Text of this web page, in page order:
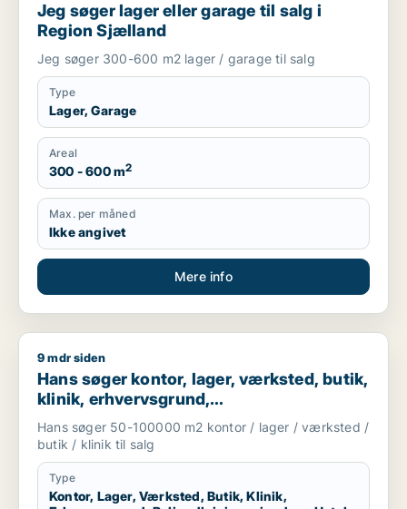
Jeg søger lager eller garage til salg i
Region Sjælland
Jeg søger 300-600 m2 lager / garage til salg
Type
Lager, Garage
Areal
300 - 600 m2
Max. per måned
Ikke angivet
Mere info
Hans søger kontor, lager, værksted, butik, klinik,
9 mdr siden
Hans søger kontor, lager, værksted, butik,
klinik, erhvervsgrund,
boligudlejningsejendom, hotel,
produktionslokaler eller garage til salg i
Region Sjælland
Hans søger 50-100000 m2 kontor / lager / værksted /
butik / klinik til salg
Type
Kontor, Lager, Værksted, Butik, Klinik,